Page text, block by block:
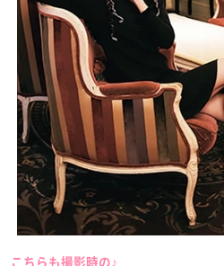
こちらも撮影時の♪